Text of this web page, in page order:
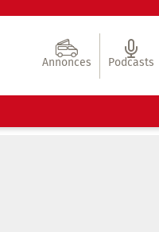
Annonces Podcasts